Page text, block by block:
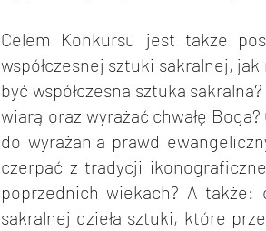
Celem Konkursu jest także
współczesnej sztuki sakralnej,
być współczesna sztuka
wiarą oraz wyrażać chwałę
do wyrażania prawd
czerpać z tradycji
poprzednich wiekach? A także:
sakralnej dzieła sztuki, które